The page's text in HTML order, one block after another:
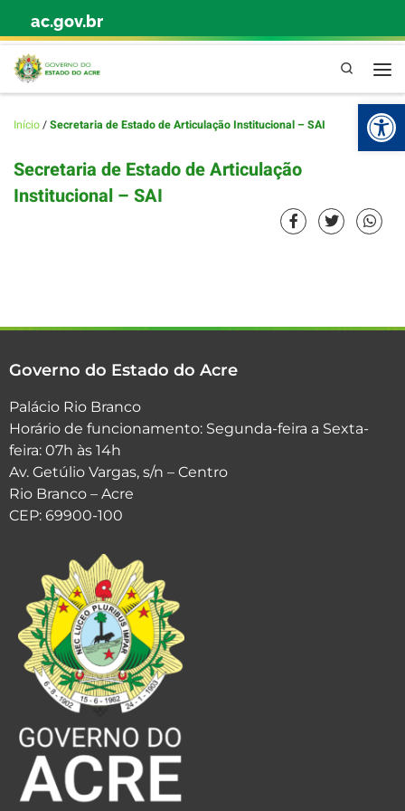
Skip to content
ac.gov.br
Pesquisa
Início/Secretaria de Estado de Articulação Institucional – SAI
Secretaria de Estado de Articulação
Institucional – SAI
Governo do Estado do Acre
Palácio Rio Branco
Horário de funcionamento: Segunda-feira a Sexta-
feira: 07h às 14h
Av. Getúlio Vargas, s/n – Centro
Rio Branco – Acre
CEP: 69900-100